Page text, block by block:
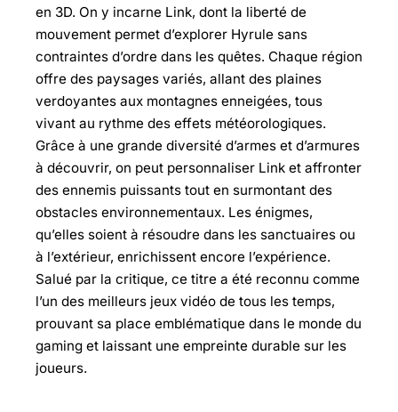
en 3D. On y incarne Link, dont la liberté de
mouvement permet d’explorer Hyrule sans
contraintes d’ordre dans les quêtes. Chaque région
offre des paysages variés, allant des plaines
verdoyantes aux montagnes enneigées, tous
vivant au rythme des effets météorologiques.
Grâce à une grande diversité d’armes et d’armures
à découvrir, on peut personnaliser Link et affronter
des ennemis puissants tout en surmontant des
obstacles environnementaux. Les énigmes,
qu’elles soient à résoudre dans les sanctuaires ou
à l’extérieur, enrichissent encore l’expérience.
Salué par la critique, ce titre a été reconnu comme
l’un des meilleurs jeux vidéo de tous les temps,
prouvant sa place emblématique dans le monde du
gaming et laissant une empreinte durable sur les
joueurs.